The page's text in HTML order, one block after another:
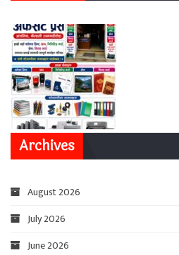
Archives
August 2026
July 2026
June 2026